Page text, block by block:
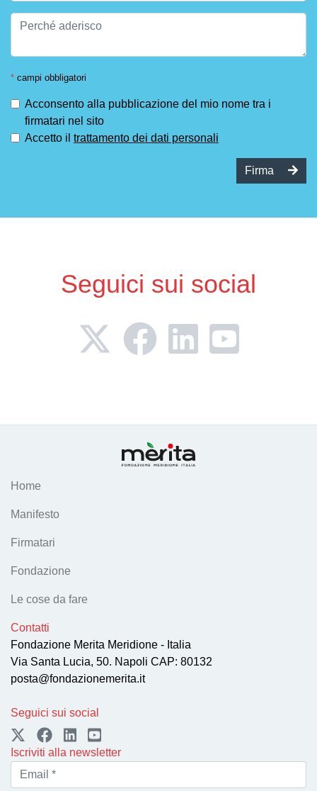
* campi obbligatori
Acconsento alla pubblicazione del mio nome tra i
firmatari nel sito
Accetto il trattamento dei dati personali
Firma
Seguici sui social
Home
Manifesto
Firmatari
Fondazione
Le cose da fare
Contatti
Fondazione Merita Meridione - Italia
Via Santa Lucia, 50. Napoli CAP: 80132
posta@fondazionemerita.it
Seguici sui social
Iscriviti alla newsletter